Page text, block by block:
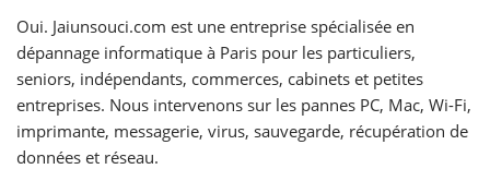
Oui. Jaiunsouci.com est une entreprise spécialisée en
dépannage informatique à Paris pour les particuliers,
seniors, indépendants, commerces, cabinets et petites
entreprises. Nous intervenons sur les pannes PC, Mac, Wi-Fi,
imprimante, messagerie, virus, sauvegarde, récupération de
données et réseau.